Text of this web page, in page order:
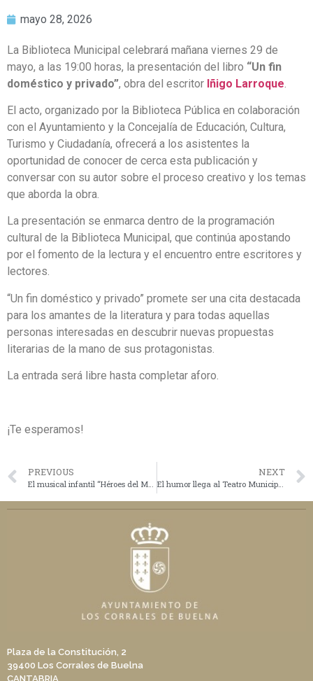
mayo 28, 2026
La Biblioteca Municipal celebrará mañana viernes 29 de
mayo, a las 19:00 horas, la presentación del libro “Un fin
doméstico y privado”, obra del escritor Iñigo Larroque
El acto, organizado por la Biblioteca Pública en colaboración
con el Ayuntamiento y la Concejalía de Educación, Cultura,
Turismo y Ciudadanía, ofrecerá a los asistentes la
oportunidad de conocer de cerca esta publicación y
conversar con su autor sobre el proceso creativo y los temas
que aborda la obra.
La presentación se enmarca dentro de la programación
cultural de la Biblioteca Municipal, que continúa apostando
por el fomento de la lectura y el encuentro entre escritores y
lectores.
“Un fin doméstico y privado” promete ser una cita destacada
para los amantes de la literatura y para todas aquellas
personas interesadas en descubrir nuevas propuestas
literarias de la mano de sus protagonistas.
La entrada será libre hasta completar aforo.
¡Te esperamos!
PREVIOUS
El musical infantil “Héroes del Medioambiente” llegará al Teatro Municipal el próximo 2 de junio
NEXT
El humor llega al Teatro Municipal con la obra “Mezcolanza”
Plaza de la Constitución, 2
39400 Los Corrales de Buelna
CANTABRIA